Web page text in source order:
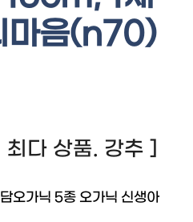
마음(n70)
다 상품. 강추 ]
오가닉 5종 오가닉 신생아